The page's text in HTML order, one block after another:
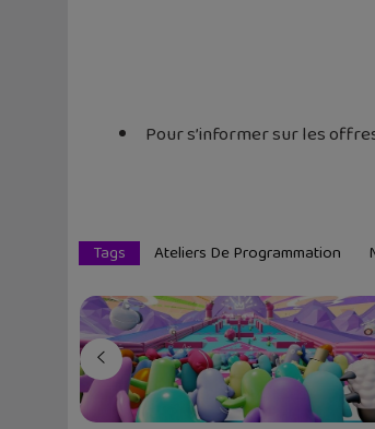
Pour s’informer sur les
Tags Ateliers De Programmation